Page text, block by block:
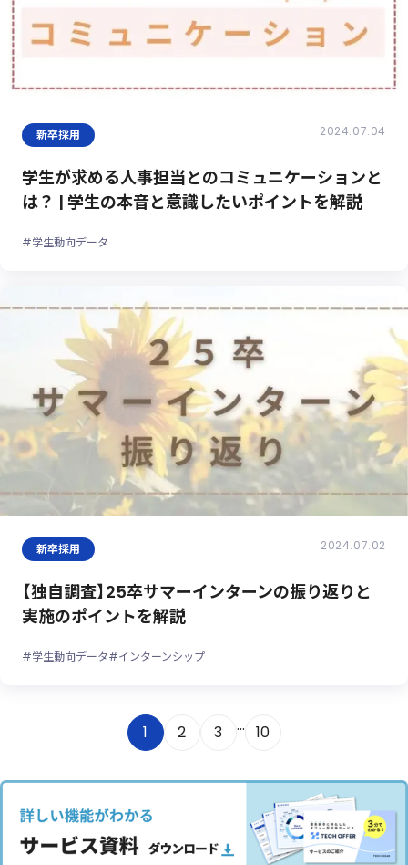
新卒採用 2024.07.04
学生が求める人事担当とのコミュニケーションと
は？ | 学生の本音と意識したいポイントを解説
#学生動向データ
新卒採用 2024.07.02
【独自調査】25卒サマーインターンの振り返りと
実施のポイントを解説
#学生動向データ#インターンシップ
1 2 3 ... 10